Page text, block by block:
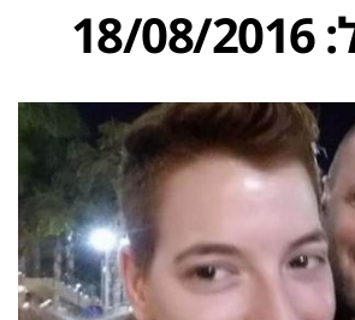
18/08/2016